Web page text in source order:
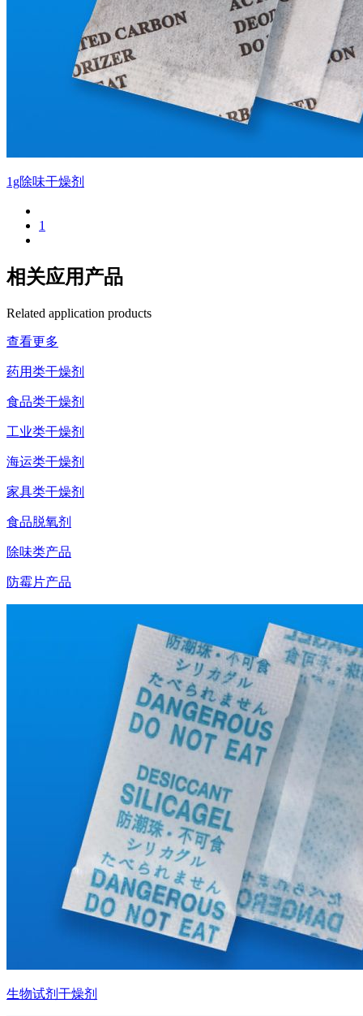
1g除味干燥剂
1
相关应用产品
Related application products
查看更多
药用类干燥剂
食品类干燥剂
工业类干燥剂
海运类干燥剂
家具类干燥剂
食品脱氧剂
除味类产品
防霉片产品
生物试剂干燥剂